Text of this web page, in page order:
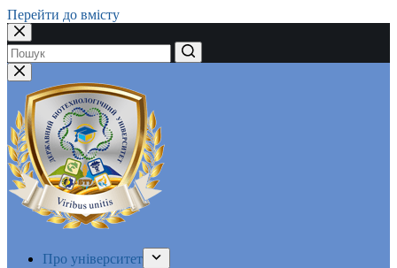
Перейти до вмісту
Немає
результатів
Про університет